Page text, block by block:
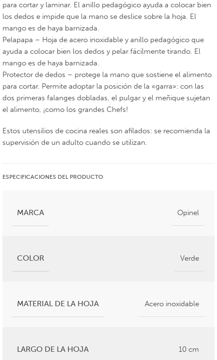
para cortar y laminar. El anillo pedagógico ayuda a colocar bien
los dedos e impide que la mano se deslice sobre la hoja. El
mango es de haya barnizada.
Pelapapa – Hoja de acero inoxidable y anillo pedagógico que
ayuda a colocar bien los dedos y pelar fácilmente tirando. El
mango es de haya barnizada.
Protector de dedos – protege la mano que sostiene el alimento
para cortar. Permite adoptar la posición de la «garra»: con las
dos primeras falanges dobladas, el pulgar y el meñique sujetan
el alimento, ¡como los grandes Chefs!
Estos utensilios de cocina reales son afilados: se recomienda la
supervisión de un adulto cuando se utilizan.
ESPECIFICACIONES DEL PRODUCTO
MARCA Opinel
COLOR Verde
MATERIAL DE LA HOJA Acero inoxidable
LARGO DE LA HOJA 10 cm